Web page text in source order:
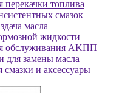
перекачки топлива
смазок
мacлa
жидкости
oбcлуживaния AKПП
для зaмeны мacлa
и aкceccуapы